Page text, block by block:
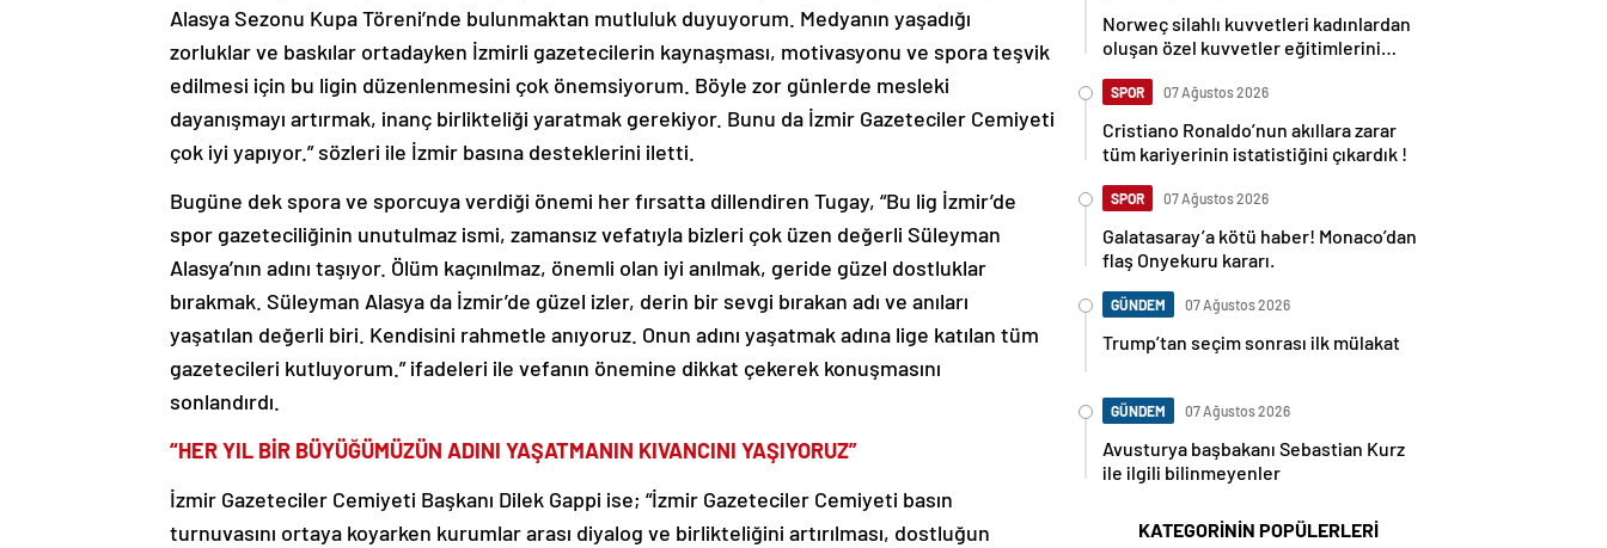
Alasya Sezonu Kupa Töreni’nde bulunmaktan mutluluk duyuyorum. Medyanın yaşadığı
zorluklar ve baskılar ortadayken İzmirli gazetecilerin kaynaşması, motivasyonu ve spora teşvik
edilmesi için bu ligin düzenlenmesini çok önemsiyorum. Böyle zor günlerde mesleki
dayanışmayı artırmak, inanç birlikteliği yaratmak gerekiyor. Bunu da İzmir Gazeteciler Cemiyeti
çok iyi yapıyor.” sözleri ile İzmir basına desteklerini iletti.
Bugüne dek spora ve sporcuya verdiği önemi her fırsatta dillendiren Tugay, “Bu lig İzmir’de
spor gazeteciliğinin unutulmaz ismi, zamansız vefatıyla bizleri çok üzen değerli Süleyman
Alasya’nın adını taşıyor. Ölüm kaçınılmaz, önemli olan iyi anılmak, geride güzel dostluklar
bırakmak. Süleyman Alasya da İzmir’de güzel izler, derin bir sevgi bırakan adı ve anıları
yaşatılan değerli biri. Kendisini rahmetle anıyoruz. Onun adını yaşatmak adına lige katılan tüm
gazetecileri kutluyorum.” ifadeleri ile vefanın önemine dikkat çekerek konuşmasını
sonlandırdı.
“HER YIL BİR BÜYÜĞÜMÜZÜN ADINI YAŞATMANIN KIVANCINI YAŞIYORUZ”
İzmir Gazeteciler Cemiyeti Başkanı Dilek Gappi ise; “İzmir Gazeteciler Cemiyeti basın
turnuvasını ortaya koyarken kurumlar arası diyalog ve birlikteliğini artırılması, dostluğun
Norweç silahlı kuvvetleri kadınlardan
oluşan özel kuvvetler eğitimlerini
SPOR 07 Ağustos 2026
Cristiano Ronaldo’nun akıllara zarar
tüm kariyerinin istatistiğini çıkardık !
SPOR 07 Ağustos 2026
Galatasaray’a kötü haber! Monaco’dan
flaş Onyekuru kararı.
GÜNDEM 07 Ağustos 2026
Trump’tan seçim sonrası ilk mülakat
GÜNDEM 07 Ağustos 2026
Avusturya başbakanı Sebastian Kurz
ile ilgili bilinmeyenler
KATEGORİNİN POPÜLERLERİ